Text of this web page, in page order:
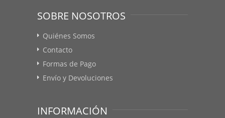
SOBRE NOSOTROS
Quiénes Somos
Contacto
Formas de Pago
Envío y Devoluciones
INFORMACIÓN